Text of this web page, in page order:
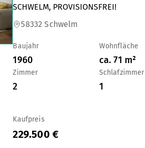
SCHWELM, PROVISIONSFREI!
58332 Schwelm
Baujahr
1960
Wohnfläche
ca. 71 m²
Zimmer
2
Schlafzimmer
1
Kaufpreis
229.500 €